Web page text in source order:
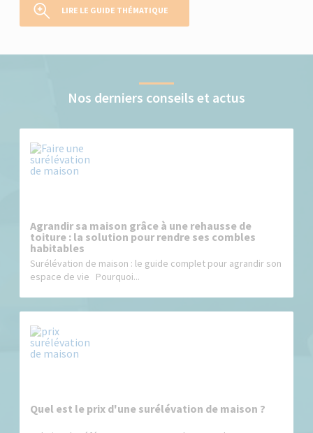
LIRE LE GUIDE THÉMATIQUE
Nos derniers conseils et actus
Agrandir sa maison grâce à une rehausse de
toiture : la solution pour rendre ses combles
habitables
Surélévation de maison : le guide complet pour agrandir son
espace de vie Pourquoi...
Quel est le prix d'une surélévation de maison ?